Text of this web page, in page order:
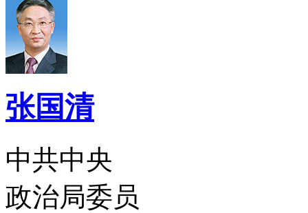
张国清
中共中央
政治局委员